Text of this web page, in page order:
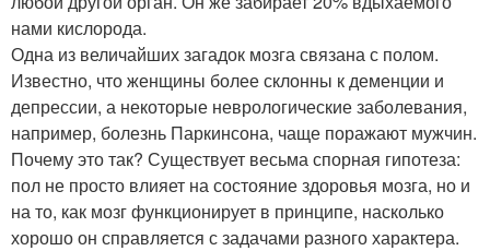
нами кислорода.
Одна из величайших загадок мозга связана с полом.
Известно, что женщины более склонны к деменции и
депрессии, а некоторые неврологические заболевания,
например, болезнь Паркинсона, чаще поражают мужчин.
Почему это так? Существует весьма спорная гипотеза:
пол не просто влияет на состояние здоровья мозга, но и
на то, как мозг функционирует в принципе, насколько
хорошо он справляется с задачами разного характера.